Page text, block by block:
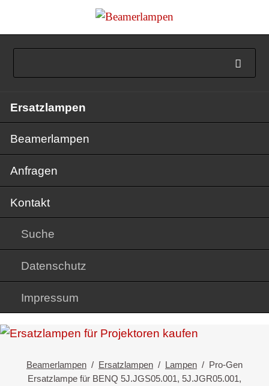
überspringen
Ersatzlampen
Beamerlampen
Anfragen
Kontakt
Suche
Datenschutz
Impressum
Beamerlampen Ersatzlampen Lampen
Pro-Gen
Ersatzlampe für BENQ 5J.JGS05.001, 5J.JGR05.001,